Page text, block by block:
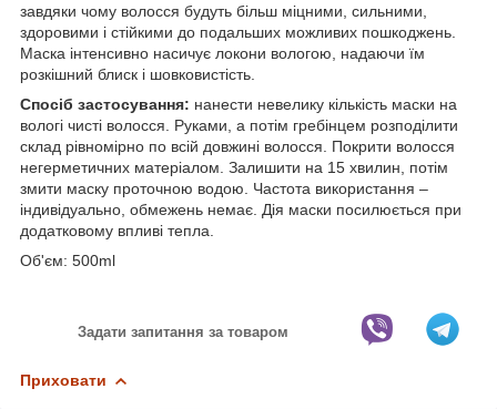
завдяки чому волосся будуть більш міцними, сильними,
здоровими і стійкими до подальших можливих пошкоджень.
Маска інтенсивно насичує локони вологою, надаючи їм
розкішний блиск і шовковистість.
Спосіб застосування: нанести невелику кількість маски на
вологі чисті волосся. Руками, а потім гребінцем розподілити
склад рівномірно по всій довжині волосся. Покрити волосся
негерметичних матеріалом. Залишити на 15 хвилин, потім
змити маску проточною водою. Частота використання –
індивідуально, обмежень немає. Дія маски посилюється при
додатковому впливі тепла.
Об'єм: 500ml
Задати запитання за товаром
Приховати